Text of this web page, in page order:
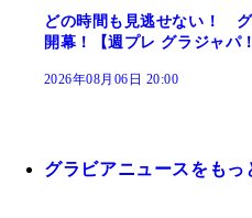
どの時間も見逃せない！
開幕！【週プレ グラジャパ
2026年08月06日 20:00
グラビアニュースをもっ